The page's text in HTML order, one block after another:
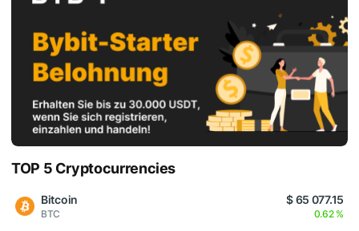
TOP 5 Cryptocurrencies
Bitcoin
BTC
$ 65 077.15
0.62 %